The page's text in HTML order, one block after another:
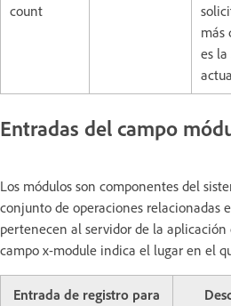
count
más
es la
Entradas del campo
Los módulos son componentes del
conjunto de operaciones relacionadas
pertenecen al servidor de la
campo x-module indica el lugar en el
Entrada de registro para